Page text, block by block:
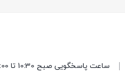
ساعت پاسخگویی صبح 10:30 تا 14:00 - بعد از ظهر ساعت 17:00 تا 21:00